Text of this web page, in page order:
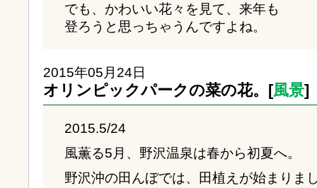
でも、かわいい花々を見て、来年も
登ろうと思っちゃうんですよね。
2015年05月24日
オリンピックパークの菜の花。[風景]
2015.5/24
風薫る5月、野沢温泉は春から初夏へ。
野沢沖の田んぼでは、田植えが始まりま